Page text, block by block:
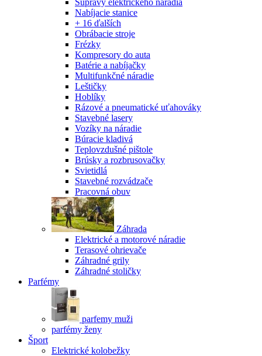
Súpravy elektrického náradia
Nabíjacie stanice
+ 16 ďalších
Obrábacie stroje
Frézky
Kompresory do auta
Batérie a nabíjačky
Multifunkčné náradie
Leštičky
Hoblíky
Rázové a pneumatické uťahováky
Stavebné lasery
Vozíky na náradie
Búracie kladivá
Teplovzdušné pištole
Brúsky a rozbrusovačky
Svietidlá
Stavebné rozvádzače
Pracovná obuv
Záhrada
Elektrické a motorové náradie
Terasové ohrievače
Záhradné grily
Záhradné stoličky
Parfémy
parfemy muži
parfémy ženy
Šport
Elektrické kolobežky